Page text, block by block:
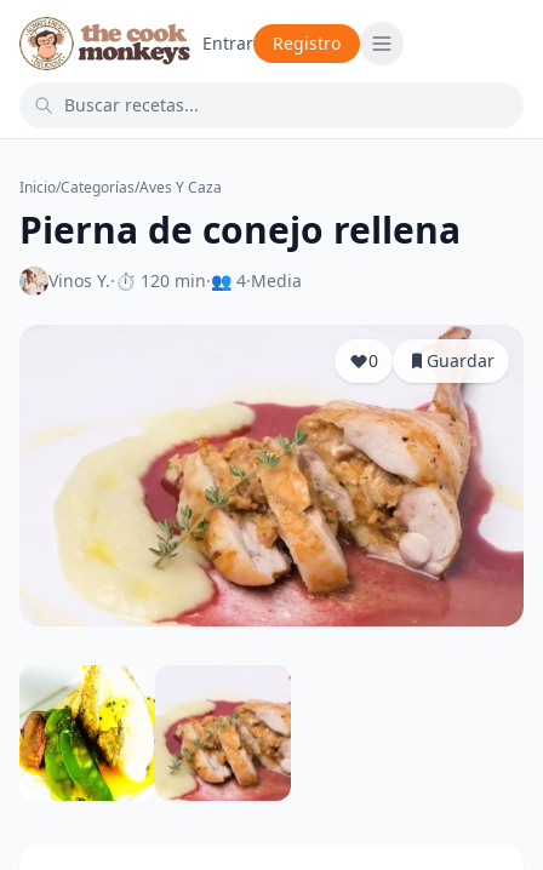
Entrar Registro
Inicio/Categorías/Aves Y Caza
Pierna de conejo rellena
Vinos Y.·⏱ 120 min·👥 4·Media
0 Guardar